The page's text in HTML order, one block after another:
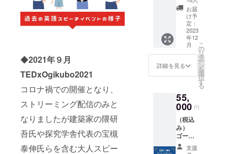
◆2021年９月
TEDxOgikubo2021
コロナ禍での開催となり、
ストリーミング配信のみと
なりましたが建築家の隈研
吾氏や探究学舎代表の宝槻
泰伸氏らを含む大人スピー
めに、
従来の
価値観
に囚わ
れない
未来か
ら逆算
した本
続けて
いる。
学び活
躍する
人材育
成を念
バル
キッズ
を育て
る』
https://
www.in
stagra
m.com/i
q200glo
団法人
Global
Kids'
Mom
WEBサ
イト
https://
を日本
にも育
てたい
と、
TEDｘ
や全国
小中学
生ス
ピーチ
コンテ
に取り
組んで
いる。
・ピグ
マリオ
ン恵美
子のイ
会場
（杉並
公会
堂 公
式サイ
ト）
https://
www.su
ginamik
oukaido
（Googl
e
Map）
https://
maps.a
pp.goo.
gl/QiMN
xKdSxf
17:00-
18:00予
定 ※オ
ンライ
ンス
ピーチ
グルー
は
ZOOM
してお
りま
す。
URLを
メール
にてお
送りし
ます。
ださ
い。 ●
計3回の
オンラ
インス
ピーチ
付き。
１回目
12月2日
17:00-
18:00予
定 ２回
目 12月
9日(土)
17:00-
18:00予
gl/QiMN
xKdSxf
y9NeuE
観覧い
ただけ
ます。
●会場
（杉並
公会
堂 公
式サイ
ginamik
oukaido
（Googl
e
Map）
https://
ての英
語ス
ピーチ
を頑張
る子供
たちを
ぜひ応
援して
くださ
サイト
にロゴ
または
お名前
を掲載
掲載期
間2023
お届
け予
定：
2023
年12
月
詳細を見る
こ
の
リ
タ
ー
ン
を
選
択
す
る
55,
000 円
（税込
み）
ゴール
ドスポ
支援